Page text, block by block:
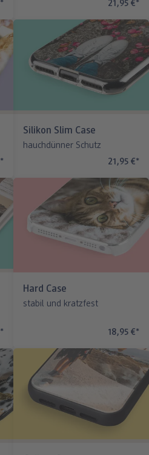
21,95 €*
*
Silikon Slim Case
hauchdünner Schutz
21,95 €*
Hard Case
stabil und kratzfest
18,95 €*
*
*